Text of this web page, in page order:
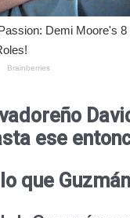
ese
que